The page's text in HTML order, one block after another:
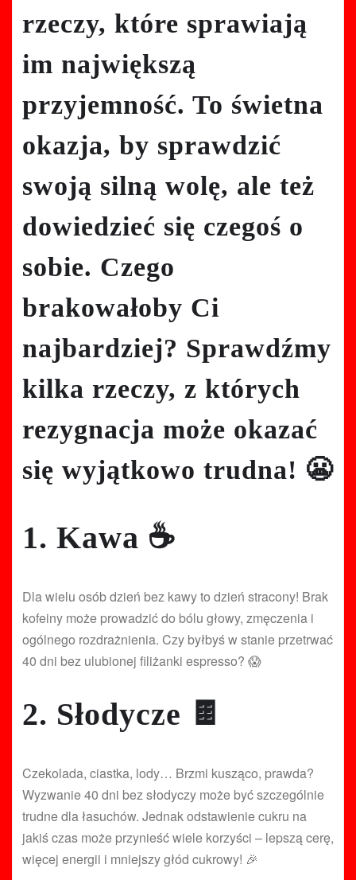
rzeczy, które sprawiają
im największą
przyjemność. To świetna
okazja, by sprawdzić
swoją silną wolę, ale też
dowiedzieć się czegoś o
sobie. Czego
brakowałoby Ci
najbardziej? Sprawdźmy
kilka rzeczy, z których
rezygnacja może okazać
się wyjątkowo trudna! 😬
1. Kawa ☕
Dla wielu osób dzień bez kawy to dzień stracony! Brak
kofeiny może prowadzić do bólu głowy, zmęczenia i
ogólnego rozdrażnienia. Czy byłbyś w stanie przetrwać
40 dni bez ulubionej filiżanki espresso? 😱
2. Słodycze 🍫
Czekolada, ciastka, lody… Brzmi kusząco, prawda?
Wyzwanie 40 dni bez słodyczy może być szczególnie
trudne dla łasuchów. Jednak odstawienie cukru na
jakiś czas może przynieść wiele korzyści – lepszą cerę,
więcej energii i mniejszy głód cukrowy! 🎉